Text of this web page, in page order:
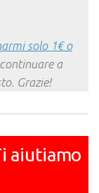
solo 1€ o
a
Grazie!
aiutiamo